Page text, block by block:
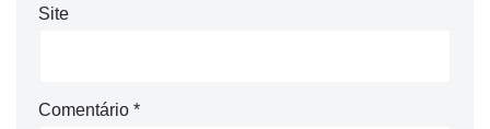
Site
Comentário *